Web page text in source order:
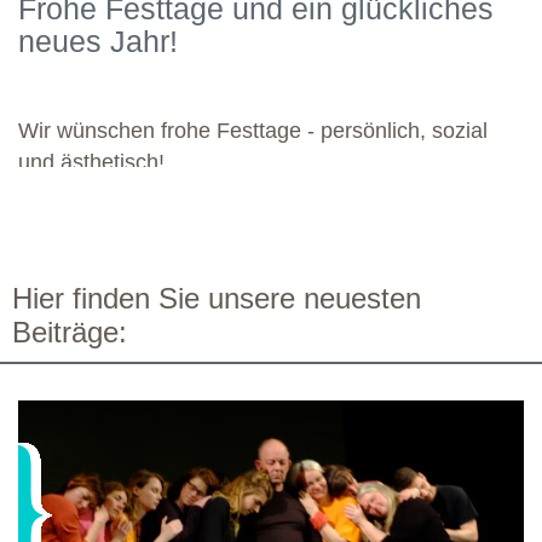
kommenden Module. Günther wünscht allen weiteren
Dozierenden viel Freude bei ihren Modulen sowie eine ebenso
Frohe Festtage und ein glückliches
neues Jahr!
Wir wünschen frohe Festtage - persönlich, sozial
und ästhetisch!
Hier finden Sie unsere neuesten
Beiträge: